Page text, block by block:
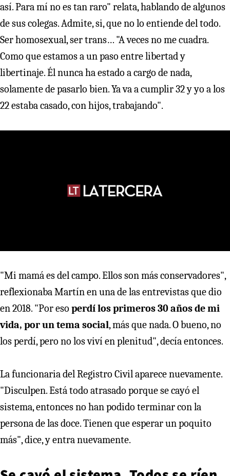
así. Para mí no es tan raro" relata, hablando de algunos
de sus colegas. Admite, si, que no lo entiende del todo.
Ser homosexual, ser trans… "A veces no me cuadra.
Como que estamos a un paso entre libertad y
libertinaje. Él nunca ha estado a cargo de nada,
solamente de pasarlo bien. Ya va a cumplir 32 y yo a los
22 estaba casado, con hijos, trabajando".
"Mi mamá es del campo. Ellos son más conservadores",
reflexionaba Martín en una de las entrevistas que dio
en 2018. "Por eso perdí los primeros 30 años de mi
vida, por un tema social, más que nada. O bueno, no
los perdí, pero no los viví en plenitud", decía entonces.
La funcionaria del Registro Civil aparece nuevamente.
"Disculpen. Está todo atrasado porque se cayó el
sistema, entonces no han podido terminar con la
persona de las doce. Tienen que esperar un poquito
más", dice, y entra nuevamente.